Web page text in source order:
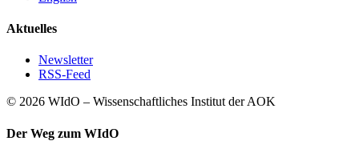
Aktuelles
Newsletter
RSS-Feed
© 2026 WIdO – Wissenschaftliches Institut der AOK
Der Weg zum WIdO